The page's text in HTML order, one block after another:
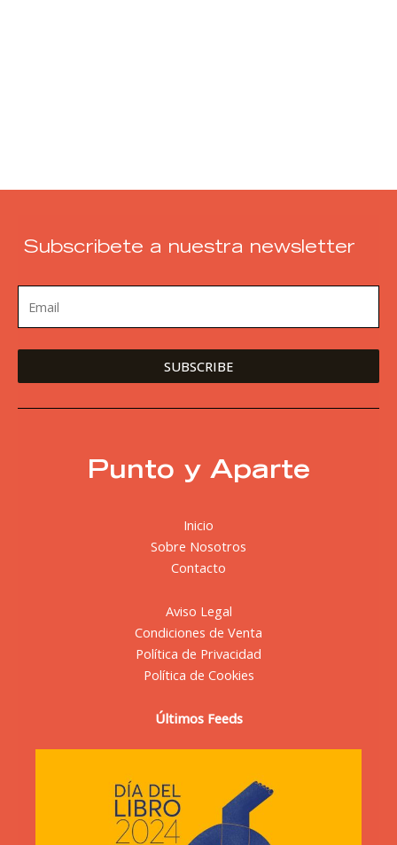
Subscribete a nuestra newsletter
Punto y Aparte
Inicio
Sobre Nosotros
Contacto
Aviso Legal
Condiciones de Venta
Política de Privacidad
Política de Cookies
Últimos Feeds